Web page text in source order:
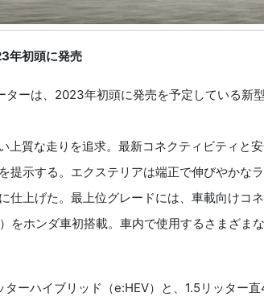
年初頭に発売
ーは、2023年初頭に発売を予定している新
質な走りを追求。最新コネクティビティと
提示する。エクステリアは端正で伸びやかな
仕上げた。最上位グレードには、車載向けコ
ホンダ車初搭載。車内で使用するさまざま
ーハイブリッド（e:HEV）と、1.5リッター直